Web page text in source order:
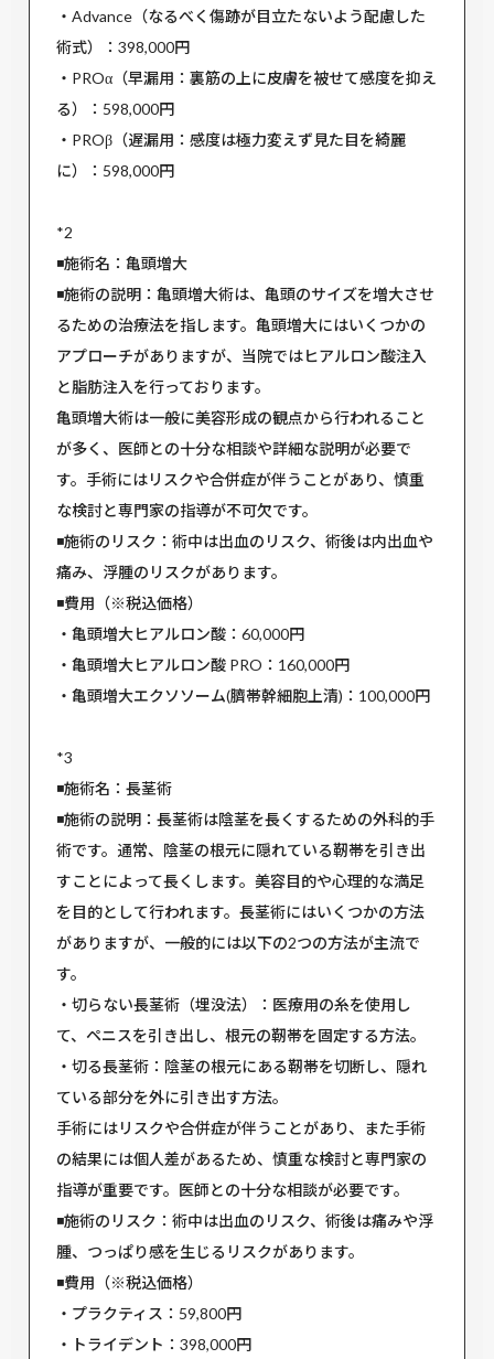
・Advance（なるべく傷跡が目立たないよう配慮した
術式）：398,000円
・PROα（早漏用：裏筋の上に皮膚を被せて感度を抑え
る）：598,000円
・PROβ（遅漏用：感度は極力変えず見た目を綺麗
に）：598,000円
*2
◾️施術名：亀頭増大
◾️施術の説明：亀頭増大術は、亀頭のサイズを増大させ
るための治療法を指します。亀頭増大にはいくつかの
アプローチがありますが、当院ではヒアルロン酸注入
と脂肪注入を行っております。
亀頭増大術は一般に美容形成の観点から行われること
が多く、医師との十分な相談や詳細な説明が必要で
す。手術にはリスクや合併症が伴うことがあり、慎重
な検討と専門家の指導が不可欠です。
◾️施術のリスク：術中は出血のリスク、術後は内出血や
痛み、浮腫のリスクがあります。
◾️費用（※税込価格）
・亀頭増大ヒアルロン酸：60,000円
・亀頭増大ヒアルロン酸 PRO：160,000円
・亀頭増大エクソソーム(臍帯幹細胞上清)：100,000円
*3
◾️施術名：長茎術
◾️施術の説明：長茎術は陰茎を長くするための外科的手
術です。通常、陰茎の根元に隠れている靭帯を引き出
すことによって長くします。美容目的や心理的な満足
を目的として行われます。長茎術にはいくつかの方法
がありますが、一般的には以下の2つの方法が主流で
す。
・切らない長茎術（埋没法）：医療用の糸を使用し
て、ペニスを引き出し、根元の靭帯を固定する方法。
・切る長茎術：陰茎の根元にある靭帯を切断し、隠れ
ている部分を外に引き出す方法。
手術にはリスクや合併症が伴うことがあり、また手術
の結果には個人差があるため、慎重な検討と専門家の
指導が重要です。医師との十分な相談が必要です。
◾️施術のリスク：術中は出血のリスク、術後は痛みや浮
腫、つっぱり感を生じるリスクがあります。
◾️費用（※税込価格）
・プラクティス：59,800円
・トライデント：398,000円